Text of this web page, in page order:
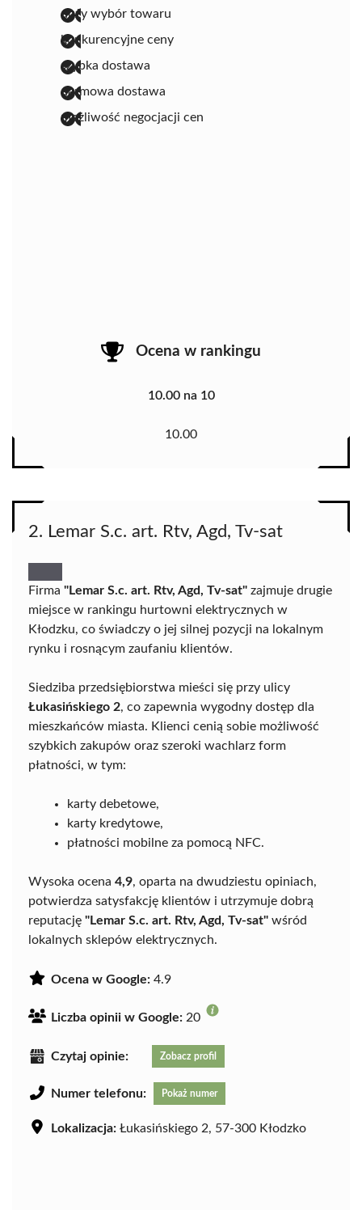
duży wybór towaru
konkurencyjne ceny
szybka dostawa
darmowa dostawa
możliwość negocjacji cen
Ocena w rankingu
10.00 na 10
10.00
2. Lemar S.c. art. Rtv, Agd, Tv-sat
Firma "Lemar S.c. art. Rtv, Agd, Tv-sat" zajmuje drugie
miejsce w rankingu hurtowni elektrycznych w
Kłodzku, co świadczy o jej silnej pozycji na lokalnym
rynku i rosnącym zaufaniu klientów.
Siedziba przedsiębiorstwa mieści się przy ulicy
Łukasińskiego 2, co zapewnia wygodny dostęp dla
mieszkańców miasta. Klienci cenią sobie możliwość
szybkich zakupów oraz szeroki wachlarz form
płatności, w tym:
karty debetowe,
karty kredytowe,
płatności mobilne za pomocą NFC.
Wysoka ocena 4,9, oparta na dwudziestu opiniach,
potwierdza satysfakcję klientów i utrzymuje dobrą
reputację "Lemar S.c. art. Rtv, Agd, Tv-sat" wśród
lokalnych sklepów elektrycznych.
Ocena w Google: 4.9
Liczba opinii w Google: 20
Czytaj opinie: Zobacz profil
Numer telefonu: Pokaż numer
Lokalizacja: Łukasińskiego 2, 57-300 Kłodzko